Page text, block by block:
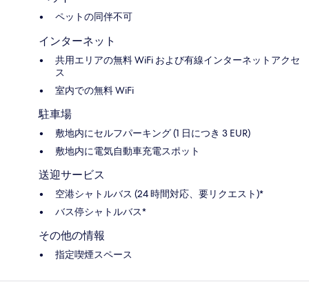
ペットの同伴不可
インターネット
共用エリアの無料 WiFi および有線インターネットアクセ
ス
室内での無料 WiFi
駐車場
敷地内にセルフパーキング (1 日につき 3 EUR)
敷地内に電気自動車充電スポット
送迎サービス
空港シャトルバス (24 時間対応、要リクエスト)*
バス停シャトルバス*
その他の情報
指定喫煙スペース